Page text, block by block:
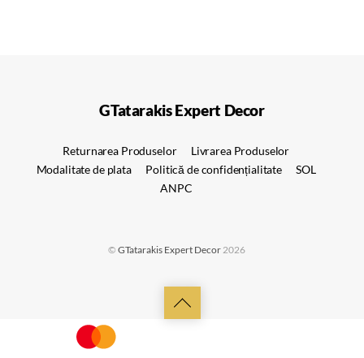
GTatarakis Expert Decor
Returnarea Produselor
Livrarea Produselor
Modalitate de plata
Politică de confidențialitate
SOL
ANPC
Back
©GTatarakis Expert Decor2026